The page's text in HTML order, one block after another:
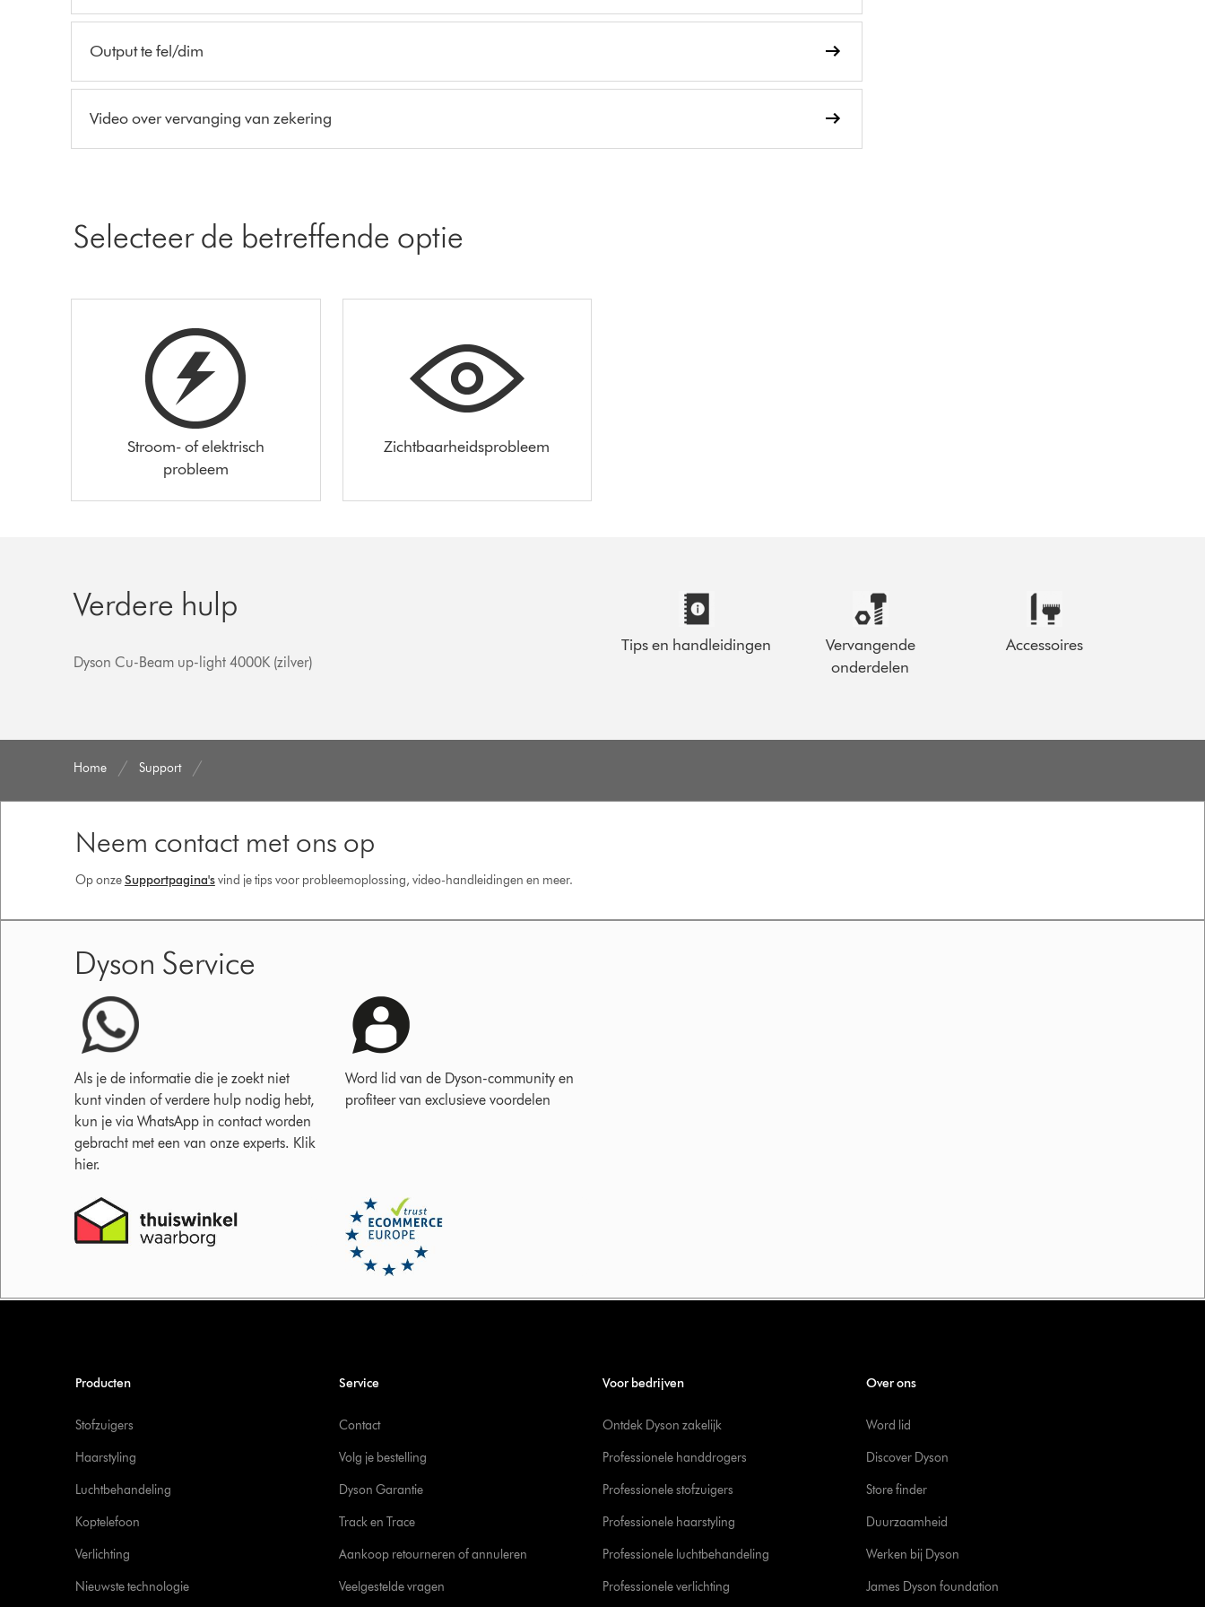
Output te fel/dim
Video over vervanging van zekering
Selecteer de betreffende optie
Stroom- of elektrisch
probleem
Zichtbaarheidsprobleem
Verdere hulp
Dyson Cu-Beam up-light 4000K (zilver)
Tips en handleidingen
Vervangende
onderdelen
Accessoires
Home Support
Neem contact met ons op
Op onzeSupportpagina'svind je tips voor probleemoplossing, video-handleidingen en meer.
Dyson Service
Als je de informatie die je zoekt niet
kunt vinden of verdere hulp nodig hebt,
kun je via WhatsApp in contact worden
gebracht met een van onze experts. Klik
hier.
Word lid van de Dyson-community en
profiteer van exclusieve voordelen
Producten
Stofzuigers
Haarstyling
Luchtbehandeling
Koptelefoon
Verlichting
Nieuwste technologie
Service
Contact
Volg je bestelling
Dyson Garantie
Track en Trace
Aankoop retourneren of annuleren
Veelgestelde vragen
Voor bedrijven
Ontdek Dyson zakelijk
Professionele handdrogers
Professionele stofzuigers
Professionele haarstyling
Professionele luchtbehandeling
Professionele verlichting
Over ons
Word lid
Discover Dyson
Store finder
Duurzaamheid
Werken bij Dyson
James Dyson foundation